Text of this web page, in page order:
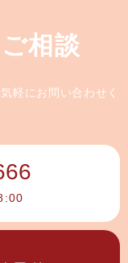
相談
軽にお問い合わせく